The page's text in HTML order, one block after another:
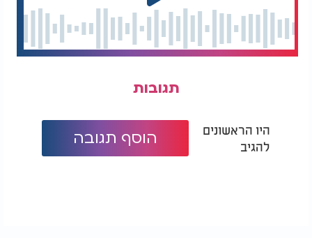
תגובות
היו הראשונים
להגיב
הוסף תגובה